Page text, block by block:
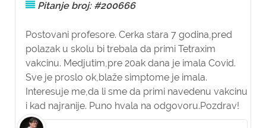
Pitanje broj: #200666
Postovani profesore. Cerka stara 7 godina,pred
polazak u skolu bi trebala da primi Tetraxim
vakcinu. Medjutim,pre 20ak dana je imala Covid.
Sve je proslo ok,blaže simptome je imala.
Interesuje me,da li sme da primi navedenu vakcinu
i kad najranije. Puno hvala na odgovoru.Pozdrav!